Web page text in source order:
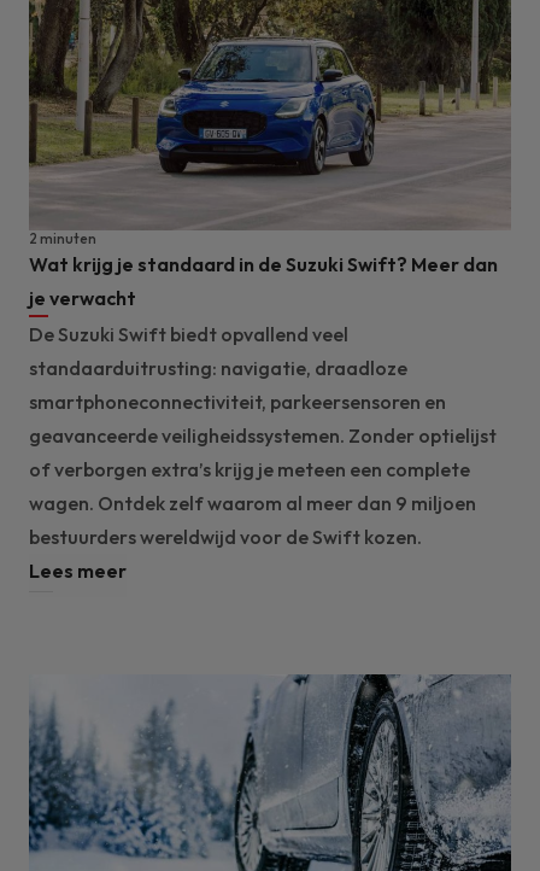
Wat krijg je standaard in de Suzuki Swift? Meer dan
je verwacht
2 minuten
De Suzuki Swift biedt opvallend veel
standaarduitrusting: navigatie, draadloze
smartphoneconnectiviteit, parkeersensoren en
geavanceerde veiligheidssystemen. Zonder optielijst
of verborgen extra’s krijg je meteen een complete
wagen. Ontdek zelf waarom al meer dan 9 miljoen
bestuurders wereldwijd voor de Swift kozen.
Lees meer